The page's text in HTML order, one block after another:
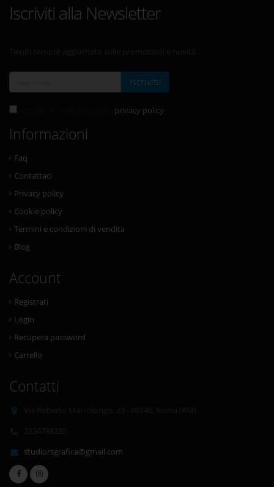
Iscriviti alla Newsletter
Iscriviti!
privacy policy
Informazioni
Faq
Contattaci
Privacy policy
Cookie policy
Termini e condizioni di vendita
Blog
Account
Registrati
Login
Recupera password
Carrello
Contatti
studiorsgrafica@gmail.com